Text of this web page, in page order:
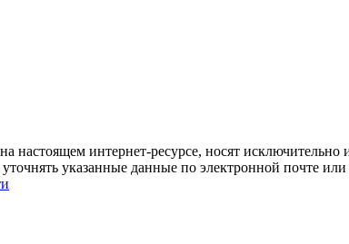
интернет-ресурсе, носят
указанные данные по электронной почте